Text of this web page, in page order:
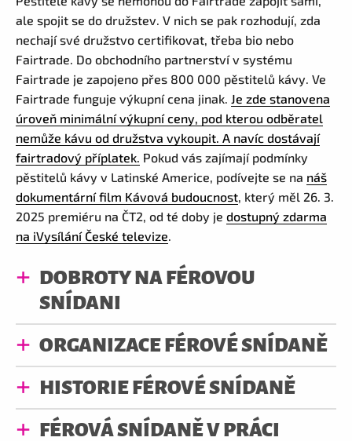
ale spojit se do družstev. V nich se pak rozhodují, zda
nechají své družstvo certifikovat, třeba bio nebo
Fairtrade. Do obchodního partnerství v systému
Fairtrade je zapojeno přes 800 000 pěstitelů kávy. Ve
Fairtrade funguje výkupní cena jinak. Je zde stanovena
úroveň minimální výkupní ceny, pod kterou odběratel
nemůže kávu od družstva vykoupit. A navíc dostávají
fairtradový příplatek. Pokud vás zajímají podmínky
pěstitelů kávy v Latinské Americe, podívejte se na náš
dokumentární film Kávová budoucnost, který měl 26. 3.
2025 premiéru na ČT2, od té doby je dostupný zdarma
na iVysílání České televize.
DOBROTY NA FÉROVOU
SNÍDANI
ORGANIZACE FÉROVÉ SNÍDANĚ
HISTORIE FÉROVÉ SNÍDANĚ
FÉROVÁ SNÍDANĚ V PRÁCI